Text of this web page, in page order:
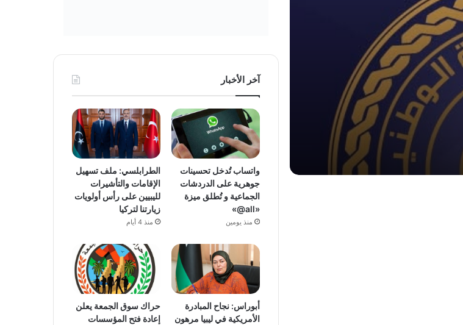
بشراكة دولية.. انطلاق مشروع السيادة
الغذائية الوطنية بإشراف الجهاز الوطني
للتنمية.
بعثة الأمم المتحدة تحذر من تسييس قطاع
النفط وتدعم حوكمة المؤسسة الوطنية
المنفي وبلقاسم حفتر يؤكدان على ضرورة
إقرار ميزانية موحدة لدعم مشاريع إعادة
بينما تخطى 10 دينارات في الموازي.. الدولار
آخر الأخبار
واتساب تُدخل تحسينات
جوهرية على الدردشات
الجماعية و تُطلق ميزة
«all@»
منذ يومين
الطرابلسي: ملف تسهيل
الإقامات والتأشيرات
لليبيين على رأس أولويات
زيارتنا لتركيا
منذ 4 أيام
أبوراس: نجاح المبادرة
الأمريكية في ليبيا مرهون
حراك سوق الجمعة يعلن
إعادة فتح المؤسسات